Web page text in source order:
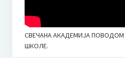
СВЕЧАНА АКАДЕМИЈА ПОВОДОМ
ШКОЛЕ.